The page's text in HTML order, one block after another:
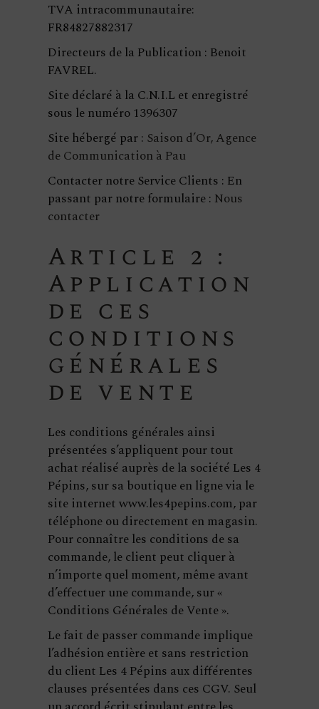
TVA intracommunautaire:
FR84827882317
Directeurs de la Publication : Benoit
FAVREL.
Site déclaré à la C.N.I.L et enregistré
sous le numéro 1396307
Site hébergé par : Saison d’Or, Agence
de Communication à Pau
Contacter notre Service Clients : En
passant par notre formulaire : Nous
contacter
Article 2 :
Application
de ces
conditions
générales
de vente
Les conditions générales ainsi
présentées s’appliquent pour tout
achat réalisé auprès de la société Les 4
Pépins, sur sa boutique en ligne via le
site internet www.les4pepins.com, par
téléphone ou directement en magasin.
Pour connaître les conditions de sa
commande, le client peut cliquer à
n’importe quel moment, même avant
d’effectuer une commande, sur «
Conditions Générales de Vente ».
Le fait de passer commande implique
l’adhésion entière et sans restriction
du client Les 4 Pépins aux différentes
clauses présentées dans ces CGV. Seul